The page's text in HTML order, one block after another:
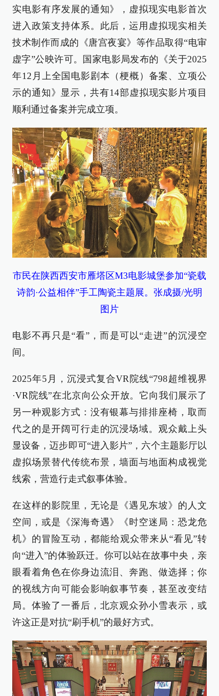
实电影有序发展的通知》，虚拟现实电影首次
进入政策支持体系。此后，运用虚拟现实相关
技术制作而成的《唐宫夜宴》等作品取得“电审
虚字”公映许可。国家电影局发布的《关于2025
年12月上全国电影剧本（梗概）备案、立项公
示的通知》显示，共有14部虚拟现实影片项目
顺利通过备案并完成立项。
市民在陕西西安市雁塔区M3电影城堡参加“瓷载
诗韵·公益相伴”手工陶瓷主题展。张成摄/光明
图片
电影不再只是“看”，而是可以“走进”的沉浸空
间。
2025年5月，沉浸式复合VR院线“798超维视界
·VR院线”在北京向公众开放。它向我们展示了
另一种观影方式：没有银幕与排排座椅，取而
代之的是开阔可行走的沉浸场域。观众戴上头
显设备，迈步即可“进入影片”，六个主题影厅以
虚拟场景替代传统布景，墙面与地面构成视觉
线索，营造行走式叙事体验。
在这样的影院里，无论是《遇见东坡》的人文
空间，或是《深海奇遇》《时空迷局：恐龙危
机》的冒险互动，都能给观众带来从“看见”转
向“进入”的体验跃迁。你可以站在故事中央，亲
眼看着角色在你身边流泪、奔跑、做选择；你
的视线方向可能会影响叙事节奏，甚至改变结
局。体验了一番后，北京观众孙小雪表示，或
许这正是对抗“刷手机”的最好方式。